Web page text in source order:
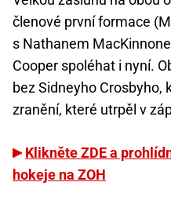
členové první formace
s Nathanem
Cooper spoléhat i nyní.
bez Sidneyho Crosbyho,
zranění, které utrpěl v
Klikněte ZDE a
hokeje na ZOH